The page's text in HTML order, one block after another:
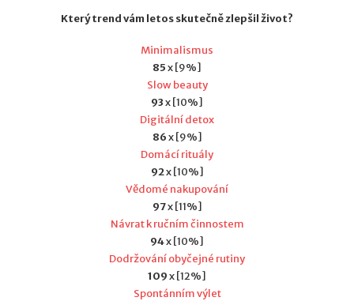
Který trend vám letos skutečně zlepšil život?
Minimalismus
85x [9%]
Slow beauty
93x [10%]
Digitální detox
86x [9%]
Domácí rituály
92x [10%]
Vědomé nakupování
97x [11%]
Návrat k ručním činnostem
94x [10%]
Dodržování obyčejné rutiny
109x [12%]
Spontánním výlet